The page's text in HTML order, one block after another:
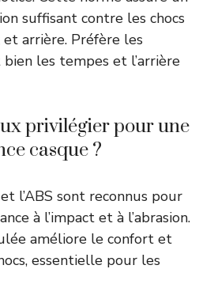
suffisant contre les chocs
arrière. Préfère les
les tempes et l’arrière
privilégier pour une
casque ?
l’ABS sont reconnus pour
à l’impact et à l’abrasion.
améliore le confort et
essentielle pour les